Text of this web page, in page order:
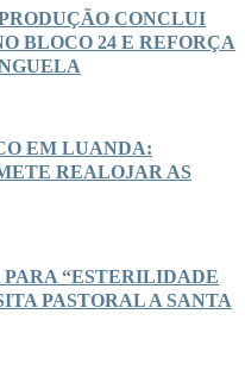
CONCLUI
BLOCO 24 E REFORÇA
EM LUANDA:
REALOJAR AS
“ESTERILIDADE
PASTORAL A SANTA